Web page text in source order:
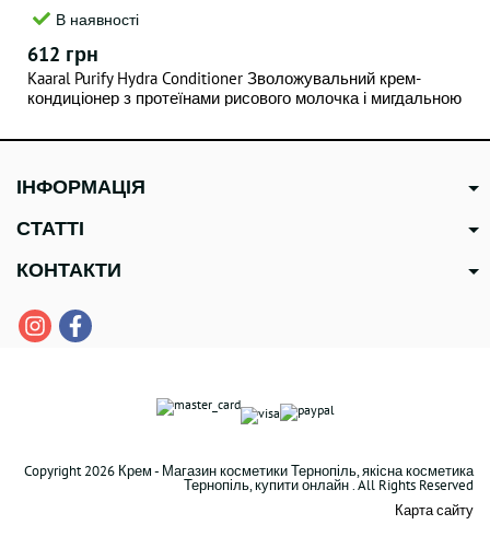
В наявності
612 грн
Kaaral Purify Hydra Conditioner Зволожувальний крем-
кондиціонер з протеїнами рисового молочка і мигдальною
ІНФОРМАЦІЯ
СТАТТІ
КОНТАКТИ
Copyright 2026 Крем - Магазин косметики Тернопіль, якісна косметика
Тернопіль, купити онлайн . All Rights Reserved
Карта сайту